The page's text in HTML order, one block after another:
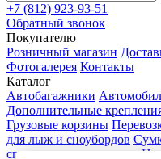
+7 (812) 923-93-51
Обратный звонок
Покупателю
Розничный магазин
Фотогалерея Контакты
Каталог
Автобагажники
Дополнительные
Грузовые корзины
для лыж и сноубордов
спортивного инвентаря